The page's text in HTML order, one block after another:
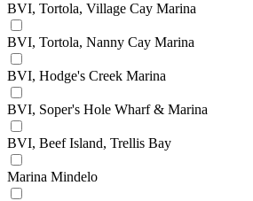
BVI, Tortola, Village Cay Marina
BVI, Tortola, Nanny Cay Marina
BVI, Hodge's Creek Marina
BVI, Soper's Hole Wharf & Marina
BVI, Beef Island, Trellis Bay
Marina Mindelo